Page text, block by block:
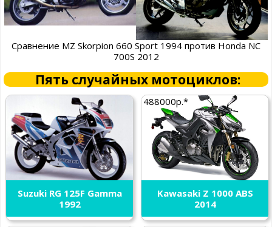
Сравнение MZ Skorpion 660 Sport 1994 против Honda NC
700S 2012
Пять случайных мотоциклов:
Suzuki RG 125F Gamma
1992
488000р.*
Kawasaki Z 1000 ABS
2014